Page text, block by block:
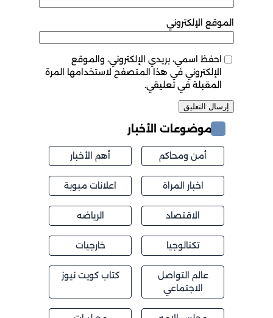
الموقع الإلكتروني
احفظ اسمي، بريدي الإلكتروني، والموقع
الإلكتروني في هذا المتصفح لاستخدامها المرة
المقبلة في تعليقي.
موضوعات الأخبار
أمن ومحاكم أهم الأخبار
اخبار المراة اعلانات مبوبة
الاقتصاد الرياضه
تكنالوجيا خارجيات
عالم التواصل
الاجتماعي
كتاب كويت نيوز